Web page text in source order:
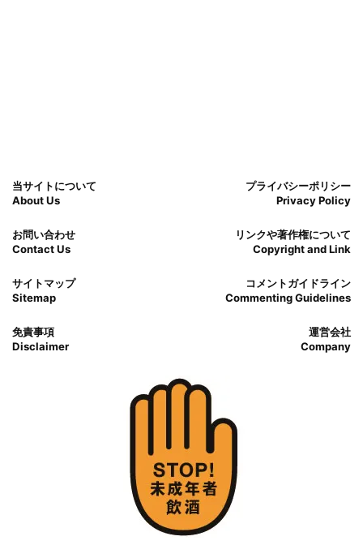
当サイトについて
About Us
プライバシーポリシー
Privacy Policy
お問い合わせ
Contact Us
リンクや著作権について
Copyright and Link
サイトマップ
Sitemap
コメントガイドライン
Commenting Guidelines
免責事項
Disclaimer
運営会社
Company